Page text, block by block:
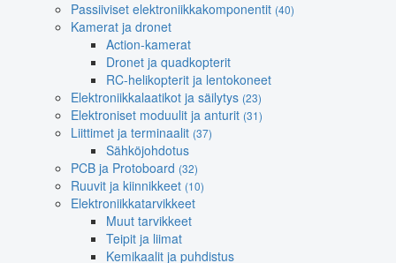
Passiiviset elektroniikkakomponentit (40)
Kamerat ja dronet
Action-kamerat
Dronet ja quadkopterit
RC-helikopterit ja lentokoneet
Elektroniikkalaatikot ja säilytys (23)
Elektroniset moduulit ja anturit (31)
Liittimet ja terminaalit (37)
Sähköjohdotus
PCB ja Protoboard (32)
Ruuvit ja kiinnikkeet (10)
Elektroniikkatarvikkeet
Muut tarvikkeet
Teipit ja liimat
Kemikaalit ja puhdistus